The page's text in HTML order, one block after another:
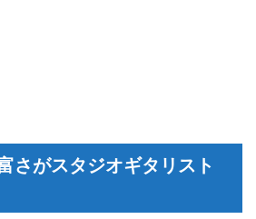
さがスタジオギタリスト